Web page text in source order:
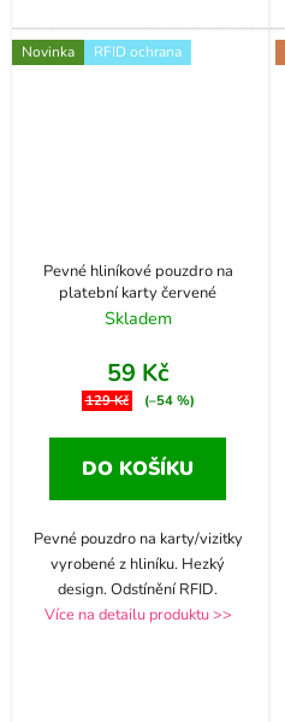
Novinka RFID ochrana
Pevné hliníkové pouzdro na
platební karty červené
Skladem
59 Kč
129 Kč (–54 %)
DO KOŠÍKU
Pevné pouzdro na karty/vizitky
vyrobené z hliníku. Hezký
design. Odstínění RFID.
Více na detailu produktu >>